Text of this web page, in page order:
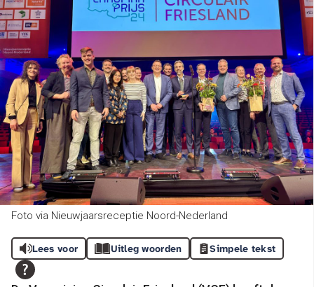
Foto via Nieuwjaarsreceptie Noord-Nederland
Lees voor Uitleg woorden Simpele tekst